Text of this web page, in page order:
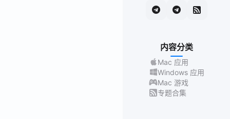
内容分类
Mac 应用
Windows 应用
Mac 游戏
专题合集